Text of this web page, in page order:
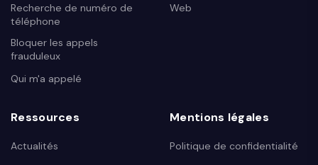
Recherche de numéro de
téléphone
Bloquer les appels
frauduleux
Qui m'a appelé
Web
Ressources
Actualités
Mentions légales
Politique de confidentialité